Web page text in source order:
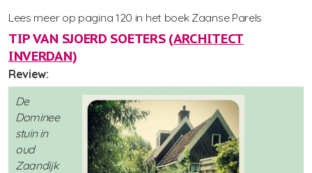
Lees meer op pagina 120 in het boek Zaanse Parels
TIP VAN SJOERD SOETERS (ARCHITECT
INVERDAN)
Review:
De
Dominee
stuin in
oud
Zaandijk